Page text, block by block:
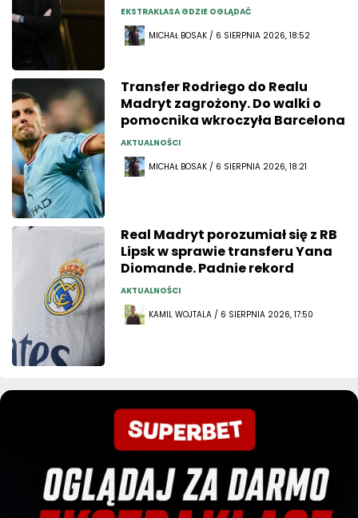
EKSTRAKLASA GDZIE OGLĄDAĆ
MICHAŁ BOSAK / 6 SIERPNIA 2026, 18:52
Transfer Rodriego do Realu
Madryt zagrożony. Do walki o
pomocnika wkroczyła Barcelona
AKTUALNOŚCI
MICHAŁ BOSAK / 6 SIERPNIA 2026, 18:21
Real Madryt porozumiał się z RB
Lipsk w sprawie transferu Yana
Diomande. Padnie rekord
AKTUALNOŚCI
KAMIL WOJTALA / 6 SIERPNIA 2026, 17:50